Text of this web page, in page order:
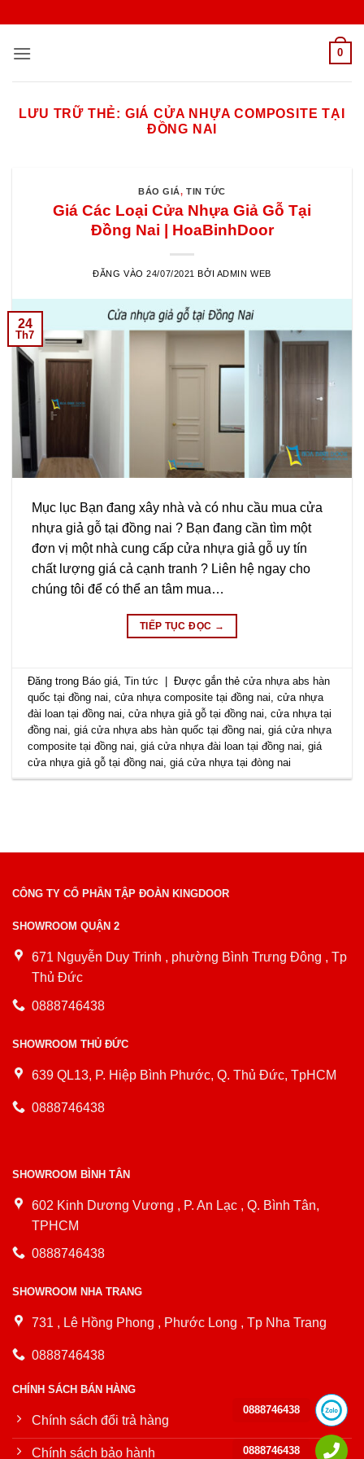
nội
0
LƯU TRỮ THẺ: GIÁ CỬA NHỰA COMPOSITE TẠI
ĐỒNG NAI
BÁO GIÁ,TIN TỨC
Giá Các Loại Cửa Nhựa Giả Gỗ Tại
Đồng Nai | HoaBinhDoor
ĐĂNG VÀO24/07/2021 BỞI ADMIN WEB
24
Th7
Mục lục Bạn đang xây nhà và có nhu cầu mua cửa
nhựa giả gỗ tại đồng nai ? Bạn đang cần tìm một
đơn vị một nhà cung cấp cửa nhựa giả gỗ uy tín
chất lượng giá cả cạnh tranh ? Liên hệ ngay cho
chúng tôi để có thể an tâm mua…
TIẾP TỤC ĐỌC →
Đăng trong Báo giá,Tin tức Được gắn thẻcửa nhựa abs hàn
quốc tại đồng nai,cửa nhựa composite tại đồng nai,cửa nhựa
đài loan tại đồng nai,cửa nhựa giả gỗ tại đồng nai,cửa nhựa tại
đồng nai,giá cửa nhựa abs hàn quốc tại đồng nai,giá cửa nhựa
composite tại đồng nai,giá cửa nhựa đài loan tại đồng nai,giá
cửa nhựa giả gỗ tại đồng nai,giá cửa nhựa tại đòng nai
CÔNG TY CỔ PHẦN TẬP ĐOÀN KINGDOOR
SHOWROOM QUẬN 2
671 Nguyễn Duy Trinh , phường Bình Trưng Đông , Tp
Thủ Đức
0888746438
SHOWROOM THỦ ĐỨC
639 QL13, P. Hiệp Bình Phước, Q. Thủ Đức, TpHCM
0888746438
SHOWROOM BÌNH TÂN
602 Kinh Dương Vương , P. An Lạc , Q. Bình Tân,
TPHCM
0888746438
SHOWROOM NHA TRANG
731 , Lê Hồng Phong , Phước Long , Tp Nha Trang
0888746438
CHÍNH SÁCH BÁN HÀNG
Chính sách đổi trả hàng
Chính sách bảo hành
0888746438
0888746438